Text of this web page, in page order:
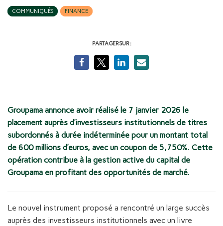
COMMUNIQUÉS FINANCE
PARTAGER SUR :
Groupama annonce avoir réalisé le 7 janvier 2026 le
placement auprès d’investisseurs institutionnels de titres
subordonnés à durée indéterminée pour un montant total
de 600 millions d’euros, avec un coupon de 5,750%. Cette
opération contribue à la gestion active du capital de
Groupama en profitant des opportunités de marché.
Le nouvel instrument proposé a rencontré un large succès
auprès des investisseurs institutionnels avec un livre